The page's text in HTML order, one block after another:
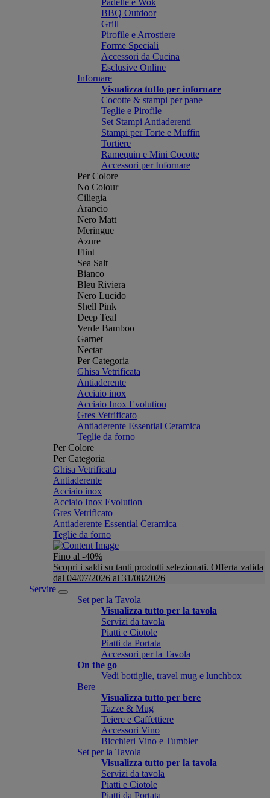
Padelle e Wok
BBQ Outdoor
Grill
Pirofile e Arrostiere
Forme Speciali
Accessori da Cucina
Esclusive Online
Infornare
Visualizza tutto per infornare
Cocotte & stampi per pane
Teglie e Pirofile
Set Stampi Antiaderenti
Stampi per Torte e Muffin
Tortiere
Ramequin e Mini Cocotte
Accessori per Infornare
Per Colore
No Colour
Ciliegia
Arancio
Nero Matt
Meringue
Azure
Flint
Sea Salt
Bianco
Bleu Riviera
Nero Lucido
Shell Pink
Deep Teal
Verde Bamboo
Garnet
Nectar
Per Categoria
Ghisa Vetrificata
Antiaderente
Acciaio inox
Acciaio Inox Evolution
Gres Vetrificato
Antiaderente Essential Ceramica
Teglie da forno
Per Colore
Per Categoria
Ghisa Vetrificata
Antiaderente
Acciaio inox
Acciaio Inox Evolution
Gres Vetrificato
Antiaderente Essential Ceramica
Teglie da forno
Fino al -40%
Scopri i saldi su tanti prodotti selezionati. Offerta valida
dal 04/07/2026 al 31/08/2026
Servire
Set per la Tavola
Visualizza tutto per la tavola
Servizi da tavola
Piatti e Ciotole
Piatti da Portata
Accessori per la Tavola
On the go
Vedi bottiglie, travel mug e lunchbox
Bere
Visualizza tutto per bere
Tazze & Mug
Teiere e Caffettiere
Accessori Vino
Bicchieri Vino e Tumbler
Set per la Tavola
Visualizza tutto per la tavola
Servizi da tavola
Piatti e Ciotole
Piatti da Portata